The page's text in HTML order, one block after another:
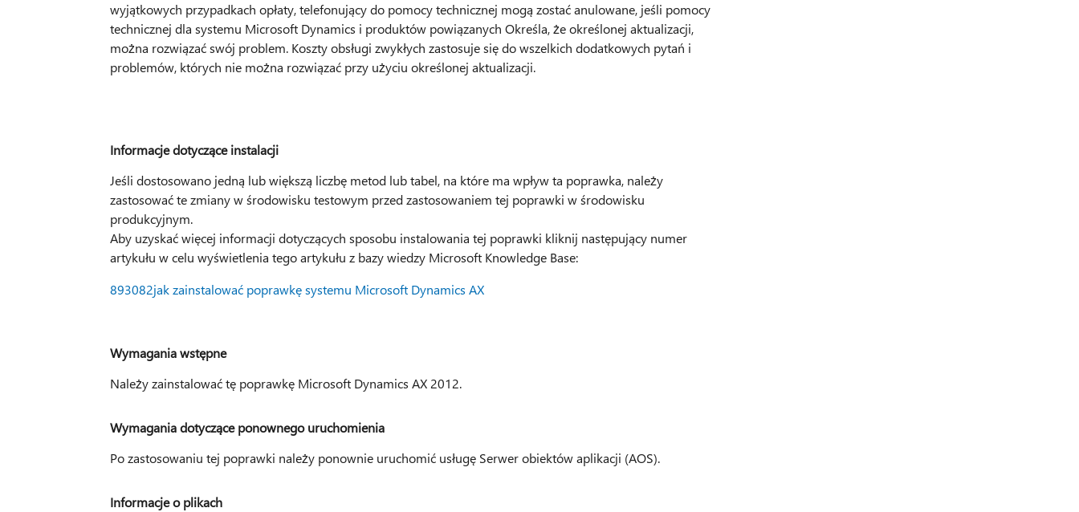
wyjątkowych przypadkach opłaty, telefonujący do pomocy technicznej mogą zostać anulowane, jeśli pomocy
technicznej dla systemu Microsoft Dynamics i produktów powiązanych Określa, że określonej aktualizacji,
można rozwiązać swój problem. Koszty obsługi zwykłych zastosuje się do wszelkich dodatkowych pytań i
problemów, których nie można rozwiązać przy użyciu określonej aktualizacji.
Informacje dotyczące instalacji
Jeśli dostosowano jedną lub większą liczbę metod lub tabel, na które ma wpływ ta poprawka, należy
zastosować te zmiany w środowisku testowym przed zastosowaniem tej poprawki w środowisku
produkcyjnym.
Aby uzyskać więcej informacji dotyczących sposobu instalowania tej poprawki kliknij następujący numer
artykułu w celu wyświetlenia tego artykułu z bazy wiedzy Microsoft Knowledge Base:
893082jak zainstalować poprawkę systemu Microsoft Dynamics AX
Wymagania wstępne
Należy zainstalować tę poprawkę Microsoft Dynamics AX 2012.
Wymagania dotyczące ponownego uruchomienia
Po zastosowaniu tej poprawki należy ponownie uruchomić usługę Serwer obiektów aplikacji (AOS).
Informacje o plikach